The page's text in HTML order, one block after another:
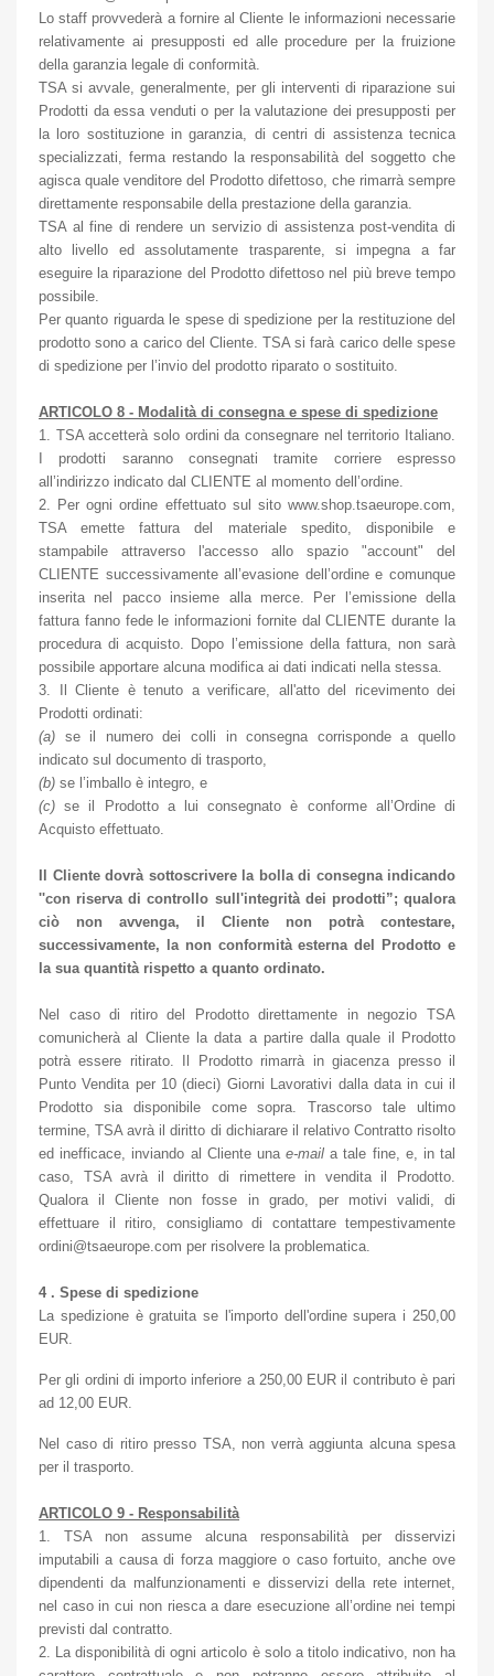
Lo staff provvederà a fornire al Cliente le informazioni necessarie
relativamente ai presupposti ed alle procedure per la fruizione
della garanzia legale di conformità.
TSA si avvale, generalmente, per gli interventi di riparazione sui
Prodotti da essa venduti o per la valutazione dei presupposti per
la loro sostituzione in garanzia, di centri di assistenza tecnica
specializzati, ferma restando la responsabilità del soggetto che
agisca quale venditore del Prodotto difettoso, che rimarrà sempre
direttamente responsabile della prestazione della garanzia.
TSA al fine di rendere un servizio di assistenza post-vendita di
alto livello ed assolutamente trasparente, si impegna a far
eseguire la riparazione del Prodotto difettoso nel più breve tempo
possibile.
Per quanto riguarda le spese di spedizione per la restituzione del
prodotto sono a carico del Cliente. TSA si farà carico delle spese
di spedizione per l’invio del prodotto riparato o sostituito.
ARTICOLO 8 - Modalità di consegna e spese di spedizione
1. TSA accetterà solo ordini da consegnare nel territorio Italiano.
I prodotti saranno consegnati tramite corriere espresso
all’indirizzo indicato dal CLIENTE al momento dell’ordine.
2. Per ogni ordine effettuato sul sito www.shop.tsaeurope.com,
TSA emette fattura del materiale spedito, disponibile e
stampabile attraverso l'accesso allo spazio "account" del
CLIENTE successivamente all’evasione dell’ordine e comunque
inserita nel pacco insieme alla merce. Per l’emissione della
fattura fanno fede le informazioni fornite dal CLIENTE durante la
procedura di acquisto. Dopo l’emissione della fattura, non sarà
possibile apportare alcuna modifica ai dati indicati nella stessa.
3. Il Cliente è tenuto a verificare, all'atto del ricevimento dei
Prodotti ordinati:
(a) se il numero dei colli in consegna corrisponde a quello
indicato sul documento di trasporto,
(b) se l’imballo è integro, e
(c)se il Prodotto a lui consegnato è conforme all’Ordine di
Acquisto effettuato.
Il Cliente dovrà sottoscrivere la bolla di consegna indicando
''con riserva di controllo sull'integrità dei prodotti”; qualora
ciò non avvenga, il Cliente non potrà contestare,
successivamente, la non conformità esterna del Prodotto e
la sua quantità rispetto a quanto ordinato.
Nel caso di ritiro del Prodotto direttamente in negozio TSA
comunicherà al Cliente la data a partire dalla quale il Prodotto
potrà essere ritirato. Il Prodotto rimarrà in giacenza presso il
Punto Vendita per 10 (dieci) Giorni Lavorativi dalla data in cui il
Prodotto sia disponibile come sopra. Trascorso tale ultimo
termine, TSA avrà il diritto di dichiarare il relativo Contratto risolto
ed inefficace, inviando al Cliente una e-mail a tale fine, e, in tal
caso, TSA avrà il diritto di rimettere in vendita il Prodotto.
Qualora il Cliente non fosse in grado, per motivi validi, di
effettuare il ritiro, consigliamo di contattare tempestivamente
ordini@tsaeurope.com per risolvere la problematica.
4 . Spese di spedizione
La spedizione è gratuita se l'importo dell'ordine supera i 250,00
EUR.
Per gli ordini di importo inferiore a 250,00 EUR il contributo è pari
ad 12,00 EUR.
Nel caso di ritiro presso TSA, non verrà aggiunta alcuna spesa
per il trasporto.
ARTICOLO 9 - Responsabilità
1. TSA non assume alcuna responsabilità per disservizi
imputabili a causa di forza maggiore o caso fortuito, anche ove
dipendenti da malfunzionamenti e disservizi della rete internet,
nel caso in cui non riesca a dare esecuzione all’ordine nei tempi
previsti dal contratto.
2. La disponibilità di ogni articolo è solo a titolo indicativo, non ha